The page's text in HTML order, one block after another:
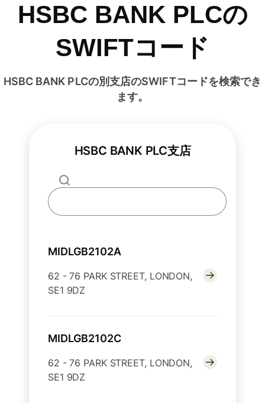
HSBC BANK PLCの
SWIFTコード
HSBC BANK PLCの別支店のSWIFTコードを検索でき
ます。
HSBC BANK PLC支店
MIDLGB2102A
62 - 76 PARK STREET, LONDON,
SE1 9DZ
MIDLGB2102C
62 - 76 PARK STREET, LONDON,
SE1 9DZ